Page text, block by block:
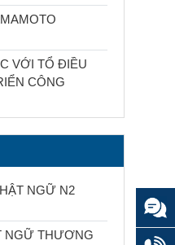
VỚI TỔ ĐIỀU
CÔNG
NGỮ N2
NGỮ THƯƠNG